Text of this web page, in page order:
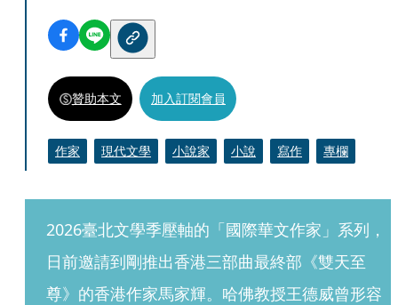
贊助本文 加入訂閱會員
作家 現代文學 小說家 小說 寫作 專欄
2026臺北文學季壓軸的「國際華文作家」系列，
日前邀請到剛推出香港三部曲最終部《雙天至
尊》的香港作家馬家輝。哈佛教授王德威曾形容